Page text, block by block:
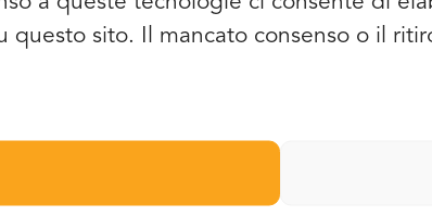
questo sito. Il mancato consenso o il
25
la password:
Nome: